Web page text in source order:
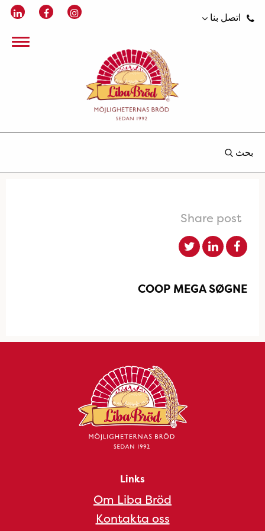
اتصل بنا
بحث
Share post
COOP MEGA SØGNE
Links
Om Liba Bröd
Kontakta oss